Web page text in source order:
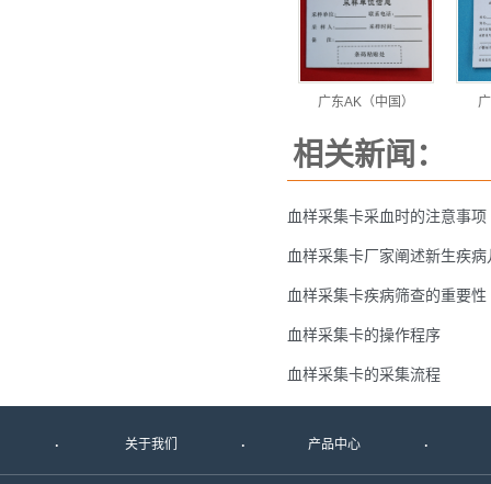
广东AK（中国）
相关新闻：
血样采集卡采血时的注意事项
血样采集卡厂家阐述新生疾
血样采集卡疾病筛查的重要性
血样采集卡的操作程序
血样采集卡的采集流程
关于我们 产品中心